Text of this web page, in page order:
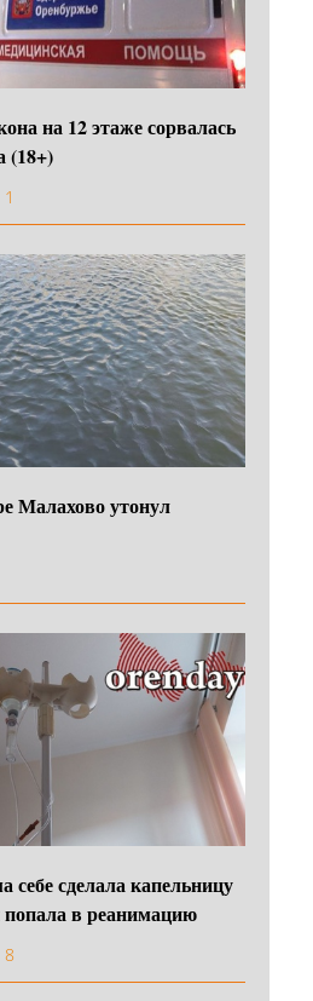
на 12 этаже сорвалась
(18+)
1
Малахово утонул
себе сделала капельницу
в реанимацию
8